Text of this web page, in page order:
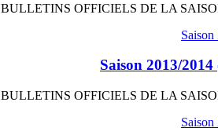
BULLETINS OFFICIELS DE LA
Saison 2013/2014
BULLETINS OFFICIELS DE LA